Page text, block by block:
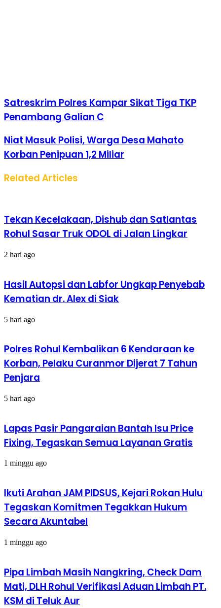
Satreskrim Polres Kampar Sikat Tiga TKP
Penambang Galian C
Niat Masuk Polisi, Warga Desa Mahato
Korban Penipuan 1,2 Miliar
Related Articles
Tekan Kecelakaan, Dishub dan Satlantas
Rohul Sasar Truk ODOL di Jalan Lingkar
2 hari ago
Hasil Autopsi dan Labfor Ungkap Penyebab
Kematian dr. Alex di Siak
5 hari ago
Polres Rohul Kembalikan 6 Kendaraan ke
Korban, Pelaku Curanmor Dijerat 7 Tahun
Penjara
5 hari ago
Lapas Pasir Pangaraian Bantah Isu Price
Fixing, Tegaskan Semua Layanan Gratis
1 minggu ago
Ikuti Arahan JAM PIDSUS, Kejari Rokan Hulu
Tegaskan Komitmen Tegakkan Hukum
Secara Akuntabel
1 minggu ago
Pipa Limbah Masih Nangkring, Check Dam
Mati, DLH Rohul Verifikasi Aduan Limbah PT.
KSM di Teluk Aur